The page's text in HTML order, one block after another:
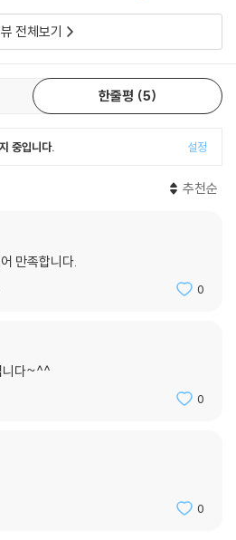
계, 탁월한 유미주의의 실체로 세상에서
레이를 탄생시켰다. 『도리언 그레이의 초
한 예술을 부르짖은 진정한 예술가 오스카
가장 훌륭한 장르 문학의 고전이다.
했던 존재다.
로고 그림이 나 대신 점점 나이를 먹는다
전체보기
한줄평 5
중입니다. 설정
추천순
만족합니다.
0
니다~^^
0
0